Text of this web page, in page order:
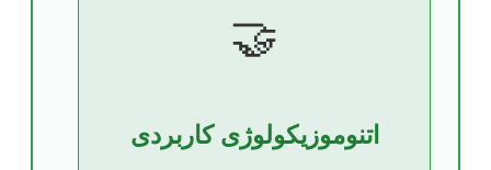
🤝
اتنوموزیکولوژی کاربردی